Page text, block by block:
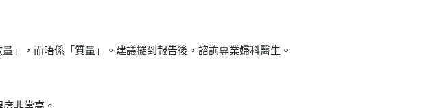
」，而唔係「質量」。建議攞到報告後，諮詢專業婦科醫生。
非常高。